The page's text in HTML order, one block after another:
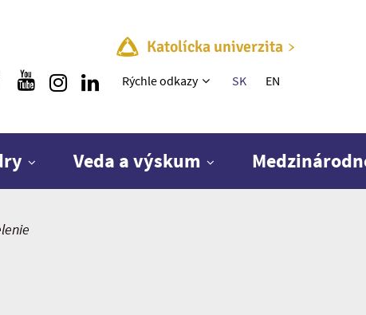
Katolícka univerzita
Rýchle menu
Rýchle odkazy SK EN
Veda a výskum